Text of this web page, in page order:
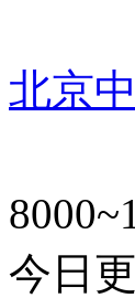
北京
今日